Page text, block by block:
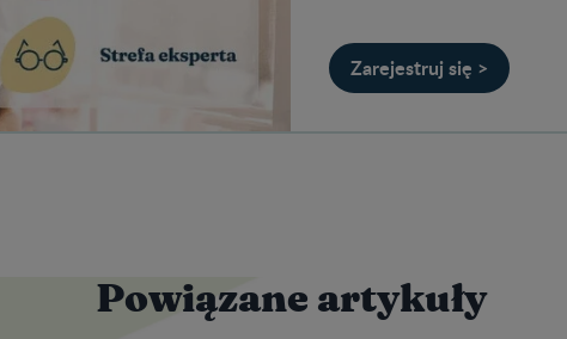
Zarejestruj się >
Powiązane artykuły